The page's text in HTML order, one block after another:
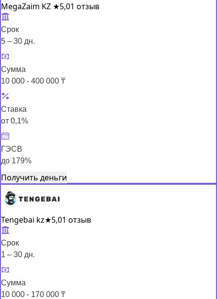
MegaZaim KZ ★5,01 отзыв
Срок
5 – 30 дн.
Сумма
10 000 - 400 000 ₸
Ставка
от 0,1%
ГЭСВ
до 179%
Получить деньги
Tengebai kz★5,01 отзыв
Срок
1 – 30 дн.
Сумма
10 000 - 170 000 ₸